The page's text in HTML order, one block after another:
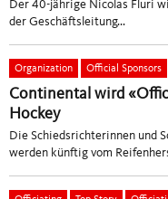
Der 40-jährige Nicolas Fluri
der Geschäftsleitung...
Organization Official Sponsors
Continental wird
Hockey
Die Schiedsrichterinnen und
werden künftig vom